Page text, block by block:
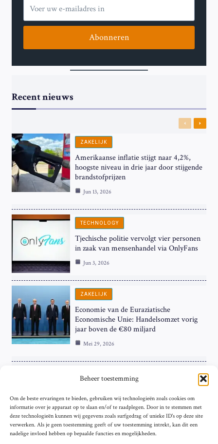
Beheer toestemming
Om de beste ervaringen te bieden, gebruiken wij technologieën zoals cookies om
informatie over je apparaat op te slaan en/of te raadplegen. Door in te stemmen met
deze technologieën kunnen wij gegevens zoals surfgedrag of unieke ID's op deze site
verwerken. Als je geen toestemming geeft of uw toestemming intrekt, kan dit een
nadelige invloed hebben op bepaalde functies en mogelijkheden.
Abonneren
Recent nieuws
Previous
Next
ZAKELIJK
Amerikaanse inflatie stijgt naar 4,2%,
hoogste niveau in drie jaar door stijgende
brandstofprijzen
Jun 13, 2026
TECHNOLOGY
Tjechische politie vervolgt vier personen
in zaak van mensenhandel via OnlyFans
Jun 3, 2026
ZAKELIJK
Economie van de Euraziatische
Economische Unie: Handelsomzet vorig
jaar boven de €80 miljard
Mei 29, 2026
ZAKELIJK
Hardnekkige Inflatie bij de ‘Grote Vier’
van de Eurozone
Mei 29, 2026